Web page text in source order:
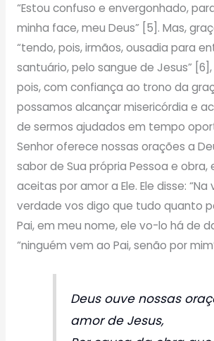
“Estou confuso e envergonhado,
minha face, meu Deus” [5]. Mas,
“tendo, pois, irmãos, ousadia para
santuário, pelo sangue de Jesus”
pois, com confiança ao trono da
possamos alcançar misericórdia e
de sermos ajudados em tempo
Senhor oferece nossas orações a
sabor de Sua própria Pessoa e obra,
aceitas por amor a Ele. Ele disse: “Na
verdade vos digo que tudo quanto
Pai, em meu nome, ele vo-lo há de
“ninguém vem ao Pai, senão por
Deus ouve nossas
amor de Jesus,